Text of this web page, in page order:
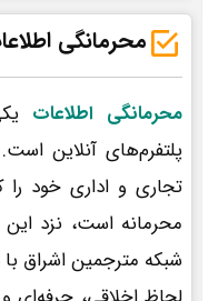
محرمانگی
محرمانگی اطلاعات
پلتفرم‌های آنلاین
تجاری و اداری خود
محرمانه است، نزد
شبکه مترجمین اشراق